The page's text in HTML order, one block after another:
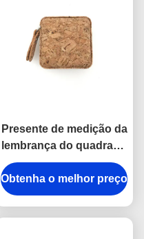
Presente de medição da
lembrança do quadrado
15mm do ABS do
plutônio da fita da
costura de Imega
Obtenha o melhor preço